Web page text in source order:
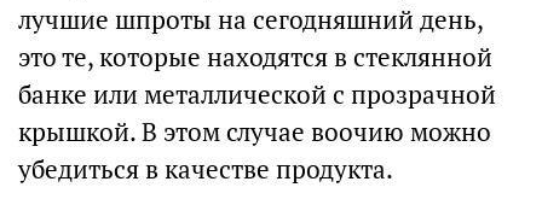
лучшие шпроты на сегодняшний день,
это те, которые находятся в стеклянной
банке или металлической с прозрачной
крышкой. В этом случае воочию можно
убедиться в качестве продукта.